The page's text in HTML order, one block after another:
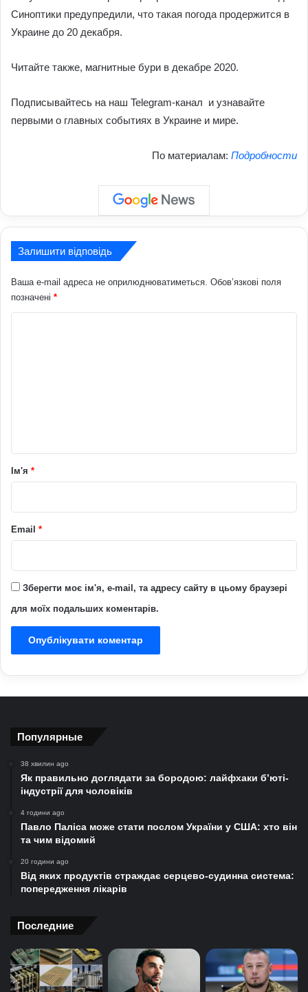
Синоптики предупредили, что такая погода продержится в
Украине до 20 декабря.
Читайте также, магнитные бури в декабре 2020.
Подписывайтесь на наш Telegram-канал и узнавайте
первыми о главных событиях в Украине и мире.
По материалам: Подробности
Залишити відповідь
Ваша e-mail адреса не оприлюднюватиметься. Обов’язкові поля
позначені *
рІм'я *
Email *
Зберегти моє ім'я, e-mail, та адресу сайту в цьому браузері
для моїх подальших коментарів.
Популярные
38 хвилин ago
Як правильно доглядати за бородою: лайфхаки б’юті-
індустрії для чоловіків
4 години ago
Павло Паліса може стати послом України у США: хто він
та чим відомий
20 години ago
Від яких продуктів страждає серцево-судинна система:
попередження лікарів
Последние